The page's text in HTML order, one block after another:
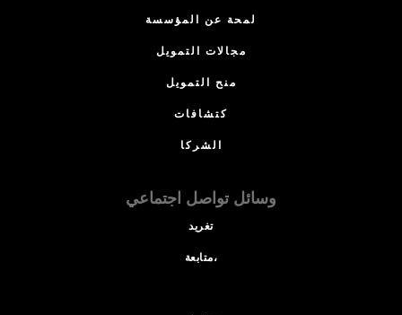
لمحة عن المؤسسة
مجالات التمويل
منح التمويل
كتشافات
الشركا
وسائل تواصل اجتماعي
تغريد
متابعة،